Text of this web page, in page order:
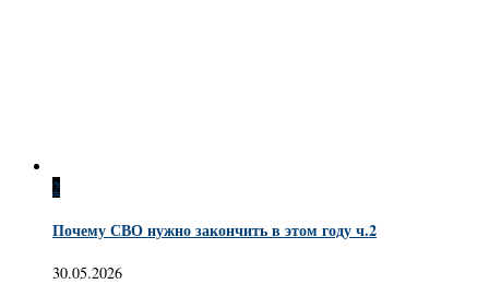
2
Почему СВО нужно закончить в этом году ч.2
30.05.2026